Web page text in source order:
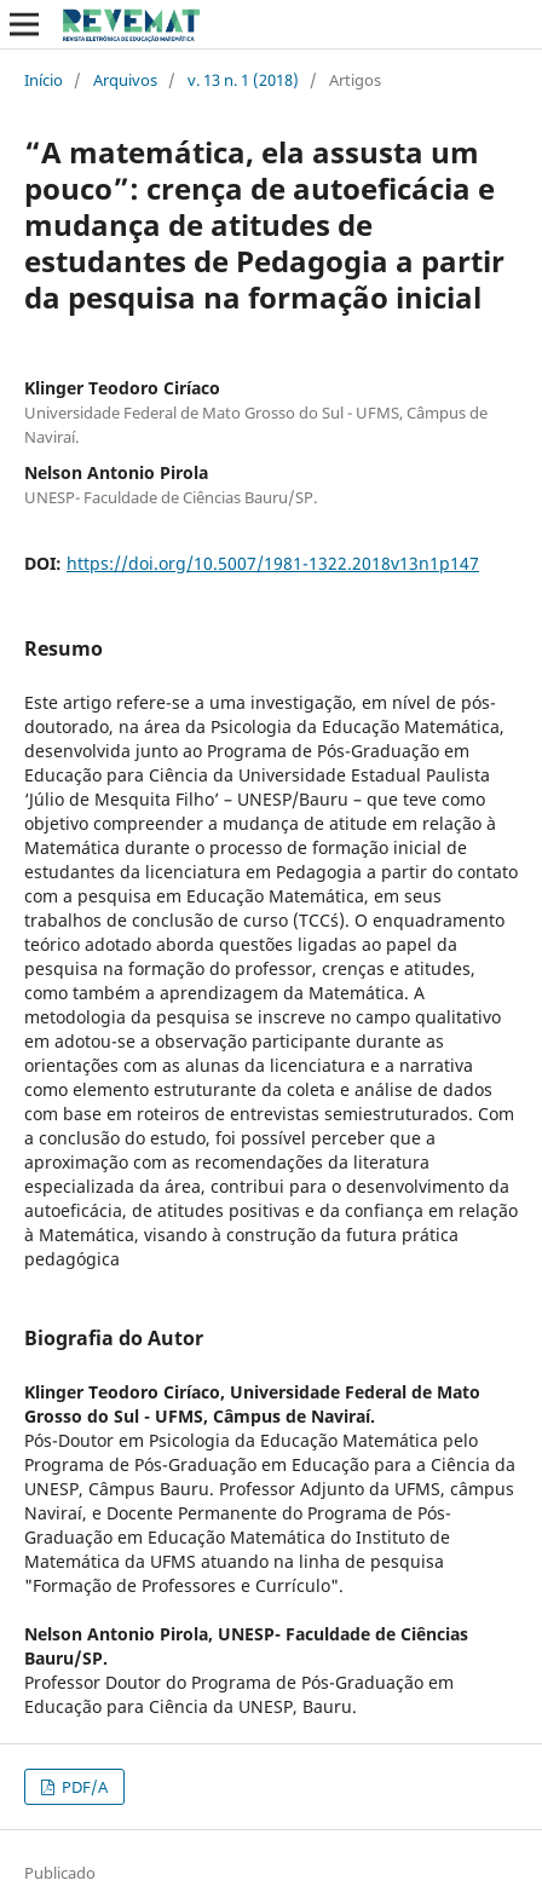
Início / Arquivos / v. 13 n. 1 (2018) / Artigos
“A matemática, ela assusta um
pouco”: crença de autoeficácia e
mudança de atitudes de
estudantes de Pedagogia a partir
da pesquisa na formação inicial
Klinger Teodoro Ciríaco
Universidade Federal de Mato Grosso do Sul - UFMS, Câmpus de
Naviraí.
Nelson Antonio Pirola
UNESP- Faculdade de Ciências Bauru/SP.
DOI: https://doi.org/10.5007/1981-1322.2018v13n1p147
Resumo
Este artigo refere-se a uma investigação, em nível de pós-
doutorado, na área da Psicologia da Educação Matemática,
desenvolvida junto ao Programa de Pós-Graduação em
Educação para Ciência da Universidade Estadual Paulista
‘Júlio de Mesquita Filho’ – UNESP/Bauru – que teve como
objetivo compreender a mudança de atitude em relação à
Matemática durante o processo de formação inicial de
estudantes da licenciatura em Pedagogia a partir do contato
com a pesquisa em Educação Matemática, em seus
trabalhos de conclusão de curso (TCC´s). O enquadramento
teórico adotado aborda questões ligadas ao papel da
pesquisa na formação do professor, crenças e atitudes,
como também a aprendizagem da Matemática. A
metodologia da pesquisa se inscreve no campo qualitativo
em adotou-se a observação participante durante as
orientações com as alunas da licenciatura e a narrativa
como elemento estruturante da coleta e análise de dados
com base em roteiros de entrevistas semiestruturados. Com
a conclusão do estudo, foi possível perceber que a
aproximação com as recomendações da literatura
especializada da área, contribui para o desenvolvimento da
autoeficácia, de atitudes positivas e da confiança em relação
à Matemática, visando à construção da futura prática
pedagógica
Biografia do Autor
Klinger Teodoro Ciríaco, Universidade Federal de Mato
Grosso do Sul - UFMS, Câmpus de Naviraí.
Pós-Doutor em Psicologia da Educação Matemática pelo
Programa de Pós-Graduação em Educação para a Ciência da
UNESP, Câmpus Bauru. Professor Adjunto da UFMS, câmpus
Naviraí, e Docente Permanente do Programa de Pós-
Graduação em Educação Matemática do Instituto de
Matemática da UFMS atuando na linha de pesquisa
"Formação de Professores e Currículo".
Nelson Antonio Pirola, UNESP- Faculdade de Ciências
Bauru/SP.
Professor Doutor do Programa de Pós-Graduação em
Educação para Ciência da UNESP, Bauru.
PDF/A
Publicado